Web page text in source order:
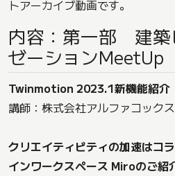
トアーカイブ動画です。
内容：第一部 建築
ゼーションMeetUp
Twinmotion 2023.1新機能紹介
講師：株式会社アルファコック
クリエイティビティの加速はコ
インワークスペース Miroのご紹